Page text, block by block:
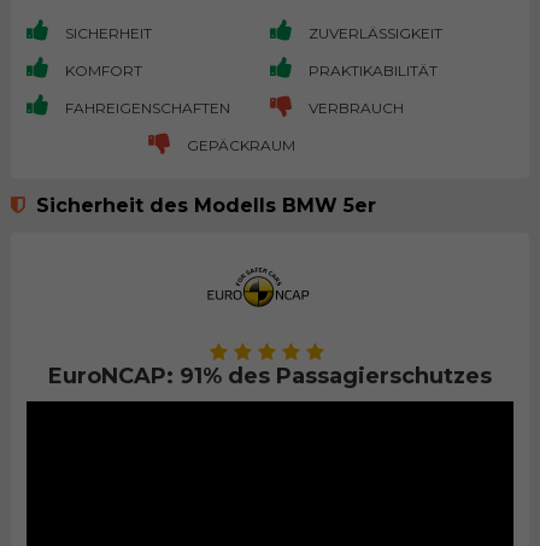
SICHERHEIT ZUVERLÄSSIGKEIT
KOMFORT PRAKTIKABILITÄT
FAHREIGENSCHAFTEN VERBRAUCH
GEPÄCKRAUM
Sicherheit des Modells BMW 5er
EuroNCAP: 91% des Passagierschutzes